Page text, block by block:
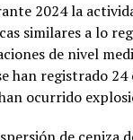
2024 la
similares a lo
de nivel
han registrado
ocurrido